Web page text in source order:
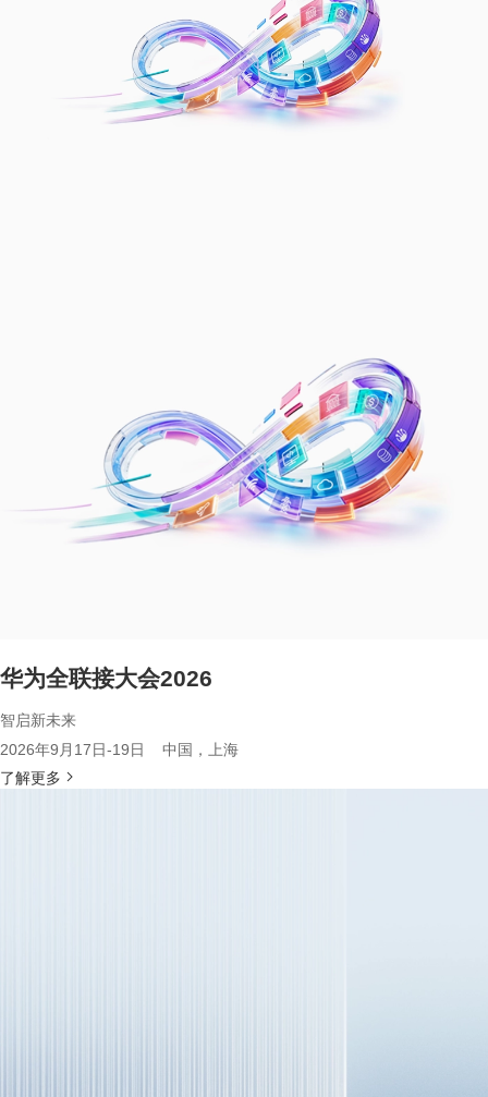
华为全联接大会2026
智启新未来
2026年9月17日-19日 中国，上海
了解更多